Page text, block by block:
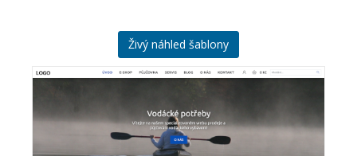
Živý náhled šablony